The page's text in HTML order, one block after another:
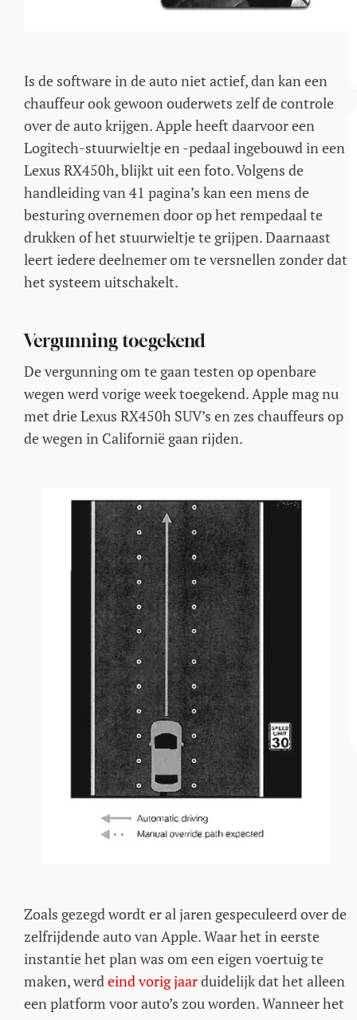
Is de software in de auto niet actief, dan kan een
chauffeur ook gewoon ouderwets zelf de controle
over de auto krijgen. Apple heeft daarvoor een
Logitech-stuurwieltje en -pedaal ingebouwd in een
Lexus RX450h, blijkt uit een foto. Volgens de
handleiding van 41 pagina’s kan een mens de
besturing overnemen door op het rempedaal te
drukken of het stuurwieltje te grijpen. Daarnaast
leert iedere deelnemer om te versnellen zonder dat
het systeem uitschakelt.
Vergunning toegekend
De vergunning om te gaan testen op openbare
wegen werd vorige week toegekend. Apple mag nu
met drie Lexus RX450h SUV’s en zes chauffeurs op
de wegen in Californië gaan rijden.
Zoals gezegd wordt er al jaren gespeculeerd over de
zelfrijdende auto van Apple. Waar het in eerste
instantie het plan was om een eigen voertuig te
maken, werd eind vorig jaarduidelijk dat het alleen
een platform voor auto’s zou worden. Wanneer het